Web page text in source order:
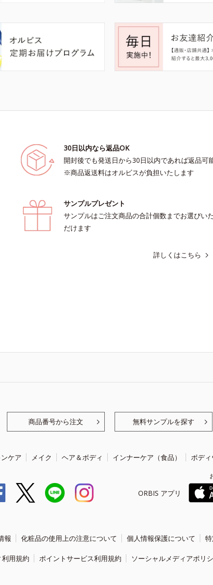
30日以内なら返品OK
開封後でも発送日から30日以内であれば返品可
※商品返送料はオルビスが負担いたします
サンプルプレゼント
サンプルはご注文商品の合計個数までお選びい
だけます
詳しくはこちら
商品番号から注文 無料サンプルを探す
ケア メイク ヘア＆ボディ インナーケア（食品） ボデ
ORBIS アプリ
報 化粧品の使用上の注意について 個人情報保護について
用規約 ポイントサービス利用規約 ソーシャルメディアポリ